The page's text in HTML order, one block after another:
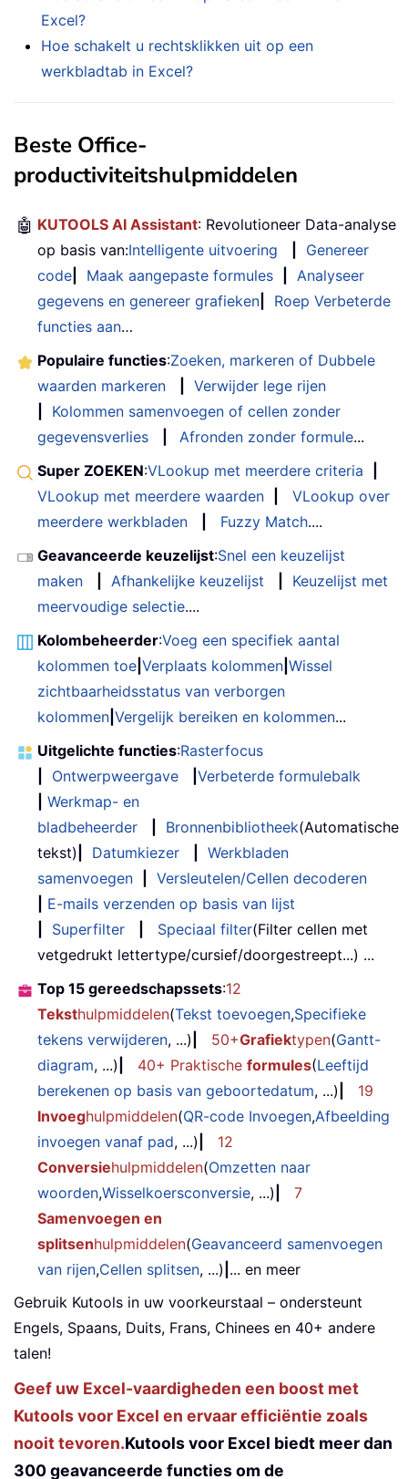
Excel?
Hoe schakelt u rechtsklikken uit op een
werkbladtab in Excel?
Beste Office-
productiviteitshulpmiddelen
🤖 KUTOOLS AI Assistant: Revolutioneer Data-analyse
op basis van:Intelligente uitvoering
Genereer
code
Maak aangepaste formules
Analyseer
gegevens en genereer grafieken
Roep Verbeterde
functies aan…
Populaire functies:Zoeken, markeren of Dubbele
waarden markeren
Verwijder lege rijen
Kolommen samenvoegen of cellen zonder
gegevensverlies
Afronden zonder formule...
Super ZOEKEN:VLookup met meerdere criteria
VLookup met meerdere waarden
VLookup over
meerdere werkbladen
Fuzzy Match....
Geavanceerde keuzelijst:Snel een keuzelijst
maken
Afhankelijke keuzelijst
Keuzelijst met
meervoudige selectie....
Kolombeheerder:Voeg een specifiek aantal
kolommen toe Verplaats kolommen Wissel
zichtbaarheidsstatus van verborgen
kolommen Vergelijk bereiken en kolommen...
Uitgelichte functies:Rasterfocus
Ontwerpweergave
Verbeterde formulebalk
Werkmap- en
bladbeheerder
Bronnenbibliotheek(Automatische
tekst)
Datumkiezer
Werkbladen
samenvoegen
Versleutelen/Cellen decoderen
E-mails verzenden op basis van lijst
Superfilter Speciaal filter(Filter cellen met
vetgedrukt lettertype/cursief/doorgestreept...) ...
Top 15 gereedschapssets:12
Teksthulpmiddelen(Tekst toevoegen,Specifieke
tekens verwijderen, ...) 50+Grafiektypen(Gantt-
diagram, ...) 40+ Praktische formules(Leeftijd
berekenen op basis van geboortedatum, ...)
19
Invoeghulpmiddelen(QR-code Invoegen,Afbeelding
invoegen vanaf pad, ...)
12
Conversiehulpmiddelen(Omzetten naar
woorden,Wisselkoersconversie, ...)
7
Samenvoegen en
splitsenhulpmiddelen(Geavanceerd samenvoegen
van rijen,Cellen splitsen, ...) ... en meer
Gebruik Kutools in uw voorkeurstaal – ondersteunt
Engels, Spaans, Duits, Frans, Chinees en 40+ andere
talen!
Geef uw Excel-vaardigheden een boost met
Kutools voor Excel en ervaar efficiëntie zoals
nooit tevoren.Kutools voor Excel biedt meer dan
300 geavanceerde functies om de